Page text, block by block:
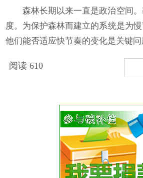
森林长期以来一直是政治空间
度。为保护森林而建立的系统是为慢
他们能否适应快节奏的变化是关键问
阅读 610